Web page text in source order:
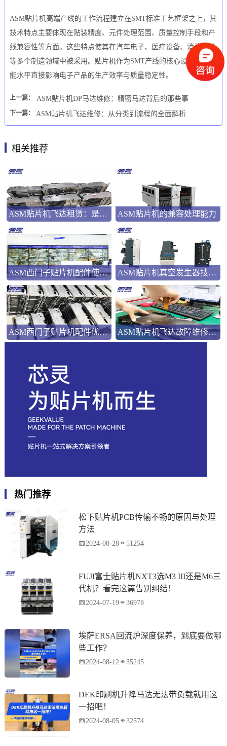
ASM贴片机高端产线的工作流程建立在SMT标准工艺框架之上，其
技术特点主要体现在贴装精度、元件处理范围、质量控制手段和产
线兼容性等方面。这些特点使其在汽车电子、医疗设备、消费电子
等多个制造领域中被采用。贴片机作为SMT产线的核心设备，其性
能水平直接影响电子产品的生产效率与质量稳定性。
上一篇： ASM贴片机DP马达维修：精密马达背后的那些事
下一篇： ASM贴片机飞达维修：从分类到流程的全面解析
相关推荐
ASM贴片机飞达租赁：是应急之选还是长远之策？ ASM贴片机的兼容处理能力
ASM西门子贴片机配件使用指南 ASM贴片机真空发生器技术解析
ASM西门子贴片机配件优势解析 ASM贴片机飞达故障维修：三类典型问题的系统化处理
热门推荐
松下贴片机PCB传输不畅的原因与处理
方法
2024-08-28 51254
FUJI富士贴片机NXT3选M3 III还是M6三
代机？看完这篇告别纠结！
2024-07-19 36978
埃萨ERSA回流炉深度保养，到底要做哪
些工作？
2024-08-12 35245
DEK印刷机升降马达无法带负载就用这
一招吧！
2024-08-05 32574